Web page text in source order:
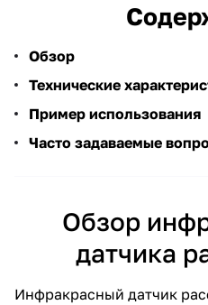
Обзор
Технические
Пример использования
Часто задаваемые
Обзор
датчика
Инфракрасный датчик